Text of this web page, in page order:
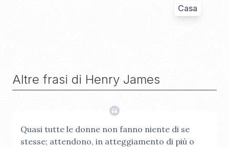
Casa
Altre frasi di Henry James
Quasi tutte le donne non fanno niente di se
stesse; attendono, in atteggiamento di più o